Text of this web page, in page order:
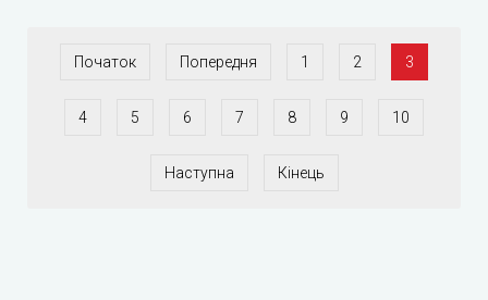
Початок Попередня 1 2 3
4 5 6 7 8 9 10
Наступна Кінець